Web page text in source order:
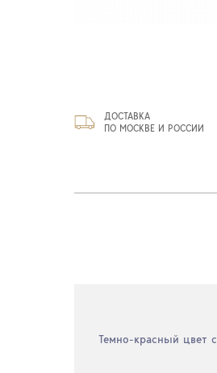
ДОСТАВКА
ПО МОСКВЕ И РОССИИ
Темно-красный цвет